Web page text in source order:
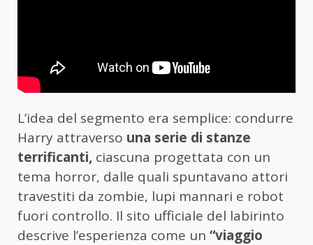
L’idea del segmento era semplice: condurre
Harry attraverso una serie di stanze
terrificanti, ciascuna progettata con un
tema horror, dalle quali spuntavano attori
travestiti da zombie, lupi mannari e robot
fuori controllo. Il sito ufficiale del labirinto
descrive l’esperienza come un “viaggio